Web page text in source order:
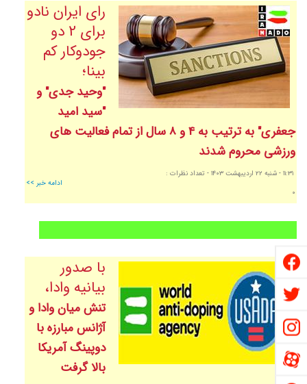
رای ایران نادو
برای 2 دو
جودوکار کم
بینا؛
"وحید جدی" و
"سید امید
جعفری" به ترتیب به 4 و 8 سال از تمام فعالیت های
ورزشی محروم شدند
١١:٣١ - شنبه ٢٢ ارديبهشت ١٤٠٣
- تعداد نظرات :
٠
ادامه خبر >>
با صدور
بیانیه وادا،
تنش میان وادا و
آژانس مبارزه با
دوپینگ آمریکا
بالا گرفت